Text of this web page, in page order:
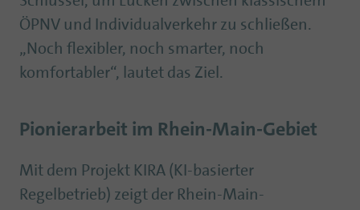
ÖPNV und Individualverkehr zu schließen.
„Noch flexibler, noch smarter, noch
komfortabler“, lautet das Ziel.
Pionierarbeit im Rhein-Main-Gebiet
Mit dem Projekt KIRA (KI-basierter
Regelbetrieb) zeigt der Rhein-Main-